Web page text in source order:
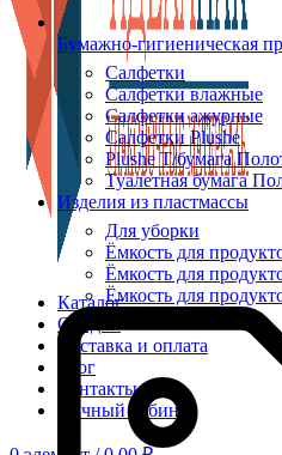
Каталог
Скидки
Доставка и оплата
Блог
Контакты
Личный кабинет
Бумажно-гигиеническая
Салфетки
Салфетки влажные
Салфетки ажурные
Салфетки Plushe
Plushe Т/бумага
Туалетная бумага
Изделия из пластмассы
Для уборки
Ёмкость для
Ёмкость для
Ёмкость для